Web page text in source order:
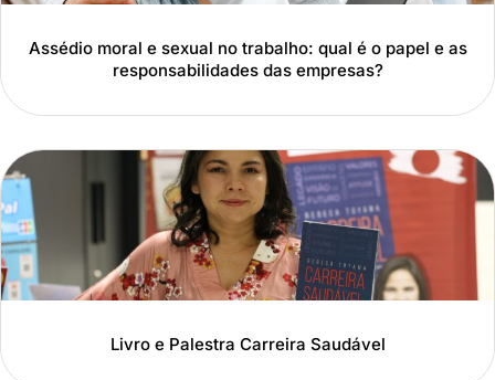
Assédio moral e sexual no trabalho: qual é o papel e as
responsabilidades das empresas?
Livro e Palestra Carreira Saudável